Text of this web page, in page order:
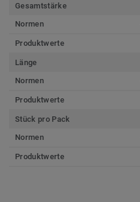
Gesamtstärke
Normen
Produktwerte
Länge
Normen
Produktwerte
Stück pro Pack
Normen
Produktwerte